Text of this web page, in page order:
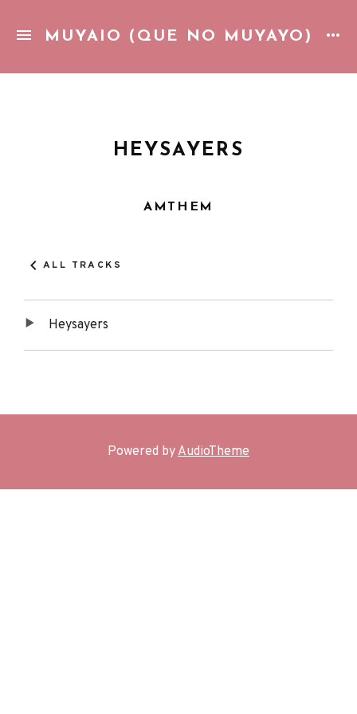
MUYAIO (QUE NO MUYAYO)
HEYSAYERS
AMTHEM
ALL TRACKS
Heysayers
Powered by AudioTheme